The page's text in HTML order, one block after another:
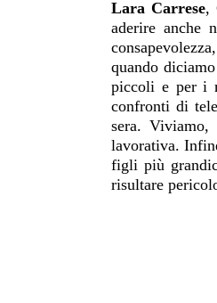
Lara Carrese,
aderire anche
quando
piccoli e per i
confronti di
sera.
lavorativa.
figli più
risultare